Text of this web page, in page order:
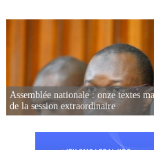
Assemblée nationale : onze textes
de la session extraordinaire